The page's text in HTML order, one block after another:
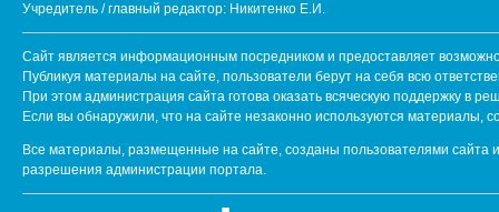
Учредитель / главный редактор: Никитенко Е.И.
Сайт является информационным посредником и предоставляет
Публикуя материалы на сайте, пользователи берут на себя всю
При этом администрация сайта готова оказать всяческую поддержку в
Если вы обнаружили, что на сайте незаконно используются
Все материалы, размещенные на сайте, созданы пользователями сайта
разрешения администрации портала.